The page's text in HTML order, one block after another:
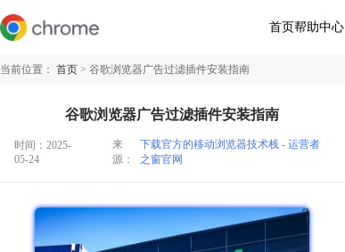
首页帮助中心
当前位置： 首页 > 谷歌浏览器广告过滤插件安装指南
谷歌浏览器广告过滤插件安装指南
时间：2025-
05-24
来
源：
下载官方的移动浏览器技术栈 - 运营者
之窗官网